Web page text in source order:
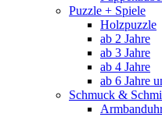
Puzzle + Spiele
Holzpuzzle
ab 2 Jahre
ab 3 Jahre
ab 4 Jahre
ab 6 Jahre
Schmuck &